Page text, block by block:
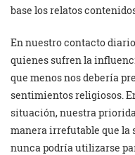
base los relatos
En nuestro contacto
quienes sufren la
que menos nos debería
sentimientos religiosos.
situación, nuestra
manera irrefutable que la
nunca podría utilizarse